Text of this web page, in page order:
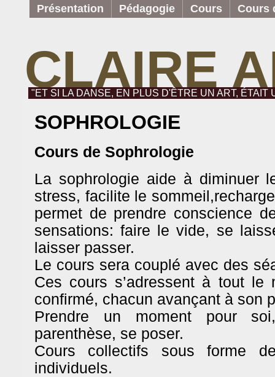
Cours
Cours
Pédagogie
Présentation
CLAIRE
"ET SI LA DANSE, EN PLUS D'ÊTRE UN ART, ÉTAIT
SOPHROLOGIE
Cours de Sophrologie
La sophrologie aide à diminuer
stress, facilite le
permet de prendre conscience
sensations: faire le vide, se
laisser passer.
Le cours sera couplé avec des
Ces cours s’adressent à tout le
confirmé, chacun avançant à son
Prendre un moment pour
parenthèse, se poser.
Cours collectifs sous forme
individuels.